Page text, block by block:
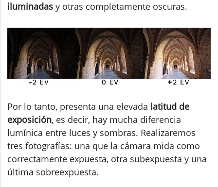
iluminadas y otras completamente oscuras.
Por lo tanto, presenta una elevada latitud de
exposición, es decir, hay mucha diferencia
lumínica entre luces y sombras. Realizaremos
tres fotografías: una que la cámara mida como
correctamente expuesta, otra subexpuesta y una
última sobreexpuesta.